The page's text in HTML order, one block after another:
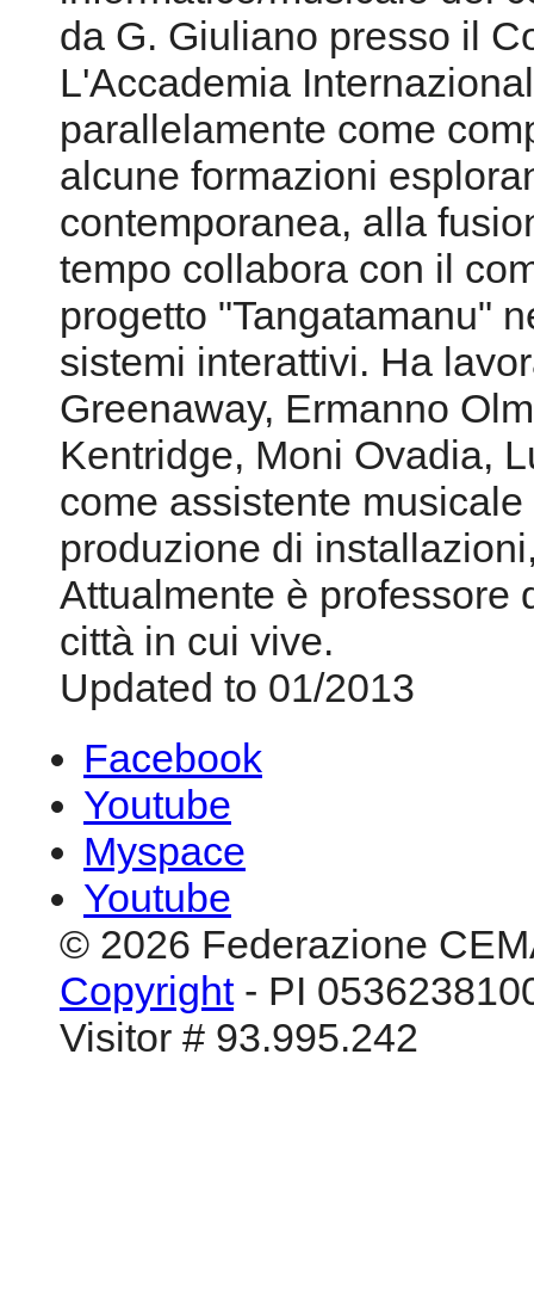
da G. Giuliano presso il
L'Accademia
parallelamente come
alcune formazioni
contemporanea, alla
tempo collabora con il
progetto "Tangatamanu"
sistemi interattivi. Ha
Greenaway, Ermanno
Kentridge, Moni Ovadia,
come assistente
produzione di
Attualmente è professore
città in cui vive.
Updated to 01/2013
Facebook
Youtube
Myspace
Youtube
© 2026 Federazione
Copyright- PI
Visitor # 93.995.242